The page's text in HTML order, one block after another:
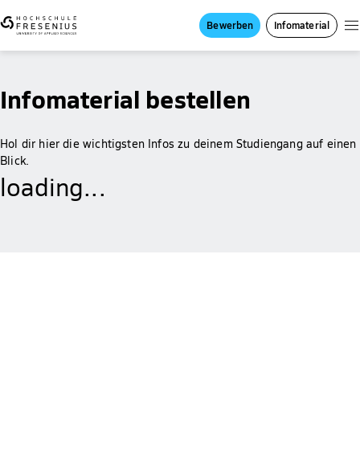
Bewerben Infomaterial
Infomaterial bestellen
Hol dir hier die wichtigsten Infos zu deinem Studiengang auf einen
Blick.
loading...